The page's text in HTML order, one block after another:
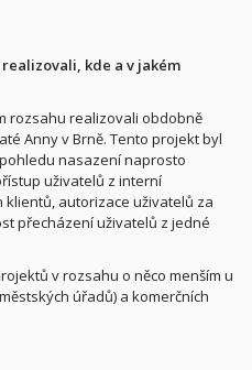
kde a v jakém
rozsahu realizovali obdobně
Anny v Brně. Tento projekt byl
nasazení naprosto
uživatelů z interní
autorizace uživatelů za
přecházení uživatelů z jedné
v rozsahu o něco menším u
úřadů) a komerčních